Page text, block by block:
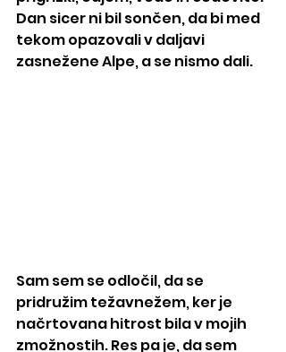
Dan sicer ni bil sončen, da bi med
tekom opazovali v daljavi
zasnežene Alpe, a se nismo dali.
Sam sem se odločil, da se
pridružim težavnežem, ker je
načrtovana hitrost bila v mojih
zmožnostih. Res pa je, da sem